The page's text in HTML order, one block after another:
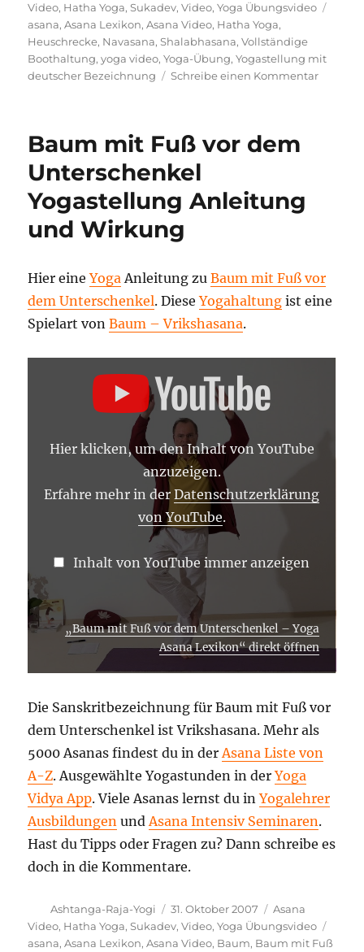
am
Video, Hatha Yoga,Sukadev,Video,Yoga Übungsvideo
asana,Asana Lexikon,Asana Video, Hatha Yoga,
Heuschrecke, Navasana,Shalabhasana,Vollständige
Boothaltung,yoga video,Yoga-Übung,Yogastellung mit
deutscher Bezeichnung
Schreibe einen Kommentarzu
Baum mit Fuß vor dem
Unterschenkel
Yogastellung Anleitung
und Wirkung
Hier eineYoga Anleitung zuBaum mit Fuß vor
dem Unterschenkel. DieseYogahaltung ist eine
Spielart vonBaum – Vrikshasana.
„BAUM
NTERSCHENKEL –
OGA A
ON Y
Hier klicken, um den Inhalt von YouTube
anzuzeigen.
Erfahre mehr in derDatenschutzerklärung
von YouTube.
Inhalt von YouTube immer anzeigen
„Baum mit Fuß vor dem Unterschenkel – Yoga
Asana Lexikon“ direkt öffnen
Die Sanskritbezeichnung für Baum mit Fuß vor
dem Unterschenkel ist Vrikshasana. Mehr als
5000 Asanas findest du in der Asana Liste von
A-Z. Ausgewählte Yogastunden in derYoga
Vidya App. Viele Asanas lernst du inYogalehrer
Ausbildungen und Asana Intensiv Seminaren.
Hast du Tipps oder Fragen zu? Dann schreibe es
doch in die Kommentare.
Autor
Ashtanga-Raja-Yogi
Veröffentlicht
am
31. Oktober 2007 Kategorien
Asana
Video, Hatha Yoga,Sukadev,Video,Yoga Übungsvideo
asana,Asana Lexikon,Asana Video, Baum, Baum mit Fuß